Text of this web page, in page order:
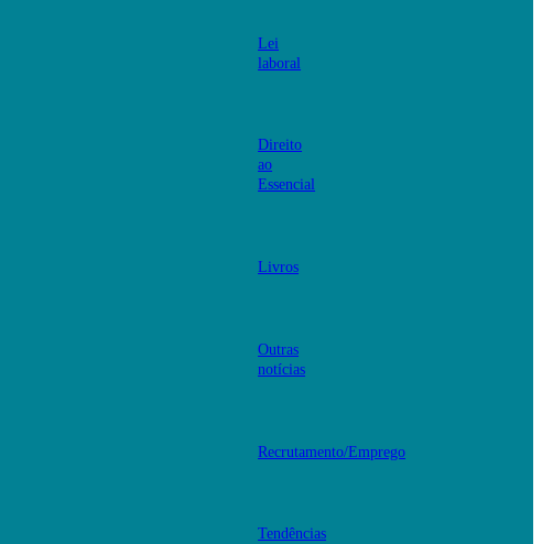
Lei
laboral
Direito
ao
Essencial
Livros
Outras
notícias
Recrutamento/Emprego
Tendências